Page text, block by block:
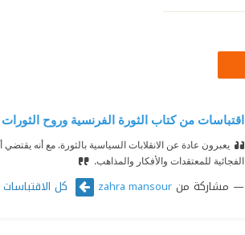
اقتباسات من كتاب الثورة الفرنسية وروح الثورات
يعبرون عادة عن الانقلابات السياسية بالثورة. مع أنه
الفجائية للمعتقدات والأفكار والمذاهب.
مشاركة منzahra mansour كل الاقتباسات